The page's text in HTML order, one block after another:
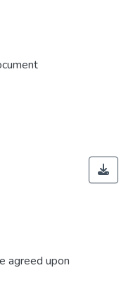
agreed upon